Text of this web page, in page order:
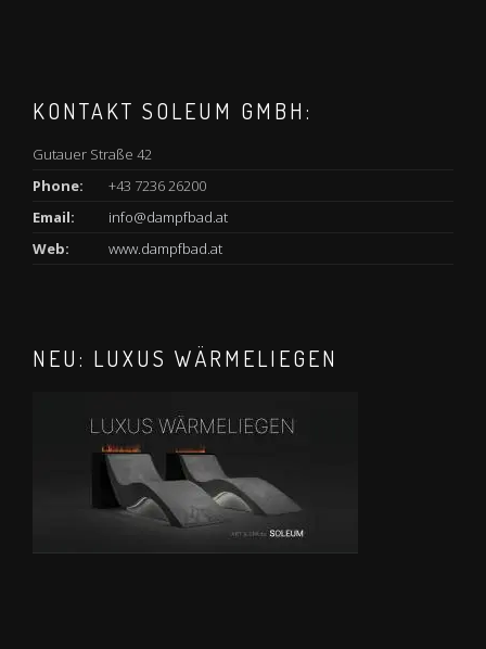
KONTAKT SOLEUM GMBH:
Gutauer Straße 42
Phone:
+43 7236 26200
Email:
info@dampfbad.at
Web:
www.dampfbad.at
NEU: LUXUS WÄRMELIEGEN